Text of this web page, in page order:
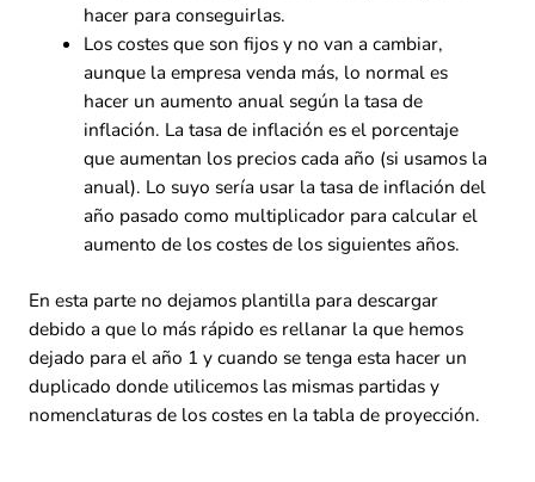
hacer para conseguirlas.
Los costes que son fijos y no van a cambiar,
aunque la empresa venda más, lo normal es
hacer un aumento anual según la tasa de
inflación. La tasa de inflación es el porcentaje
que aumentan los precios cada año (si usamos la
anual). Lo suyo sería usar la tasa de inflación del
año pasado como multiplicador para calcular el
aumento de los costes de los siguientes años.
En esta parte no dejamos plantilla para descargar
debido a que lo más rápido es rellanar la que hemos
dejado para el año 1 y cuando se tenga esta hacer un
duplicado donde utilicemos las mismas partidas y
nomenclaturas de los costes en la tabla de proyección.